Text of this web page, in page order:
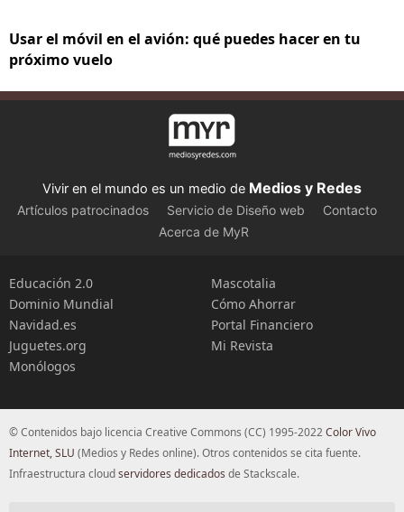
Usar el móvil en el avión: qué puedes hacer en tu
próximo vuelo
Vivir en el mundo es un medio de Medios y Redes
Artículos patrocinados Servicio de Diseño web
Contacto
Acerca de MyR
Educación 2.0
Dominio Mundial
Navidad.es
Juguetes.org
Monólogos
Mascotalia
Cómo Ahorrar
Portal Financiero
Mi Revista
© Contenidos bajo licencia Creative Commons (CC) 1995-2022Color Vivo
Internet, SLU (Medios y Redes online). Otros contenidos se cita fuente.
Infraestructura cloudservidores dedicados de Stackscale.